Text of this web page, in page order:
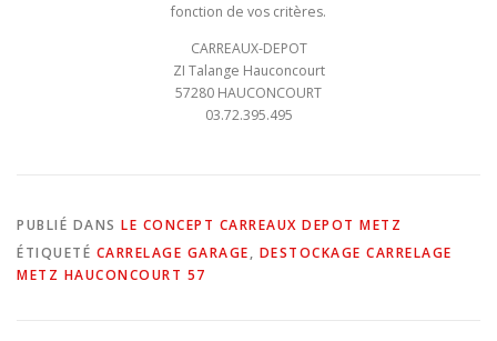
fonction de vos critères.
CARREAUX-DEPOT
ZI Talange Hauconcourt
57280 HAUCONCOURT
03.72.395.495
PUBLIÉ DANS LE CONCEPT CARREAUX DEPOT METZ
ÉTIQUETÉ CARRELAGE GARAGE, DESTOCKAGE CARRELAGE
METZ HAUCONCOURT 57